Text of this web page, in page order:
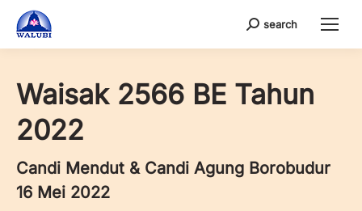
Search:
search
Waisak 2566 BE Tahun
2022
Candi Mendut & Candi Agung Borobudur
16 Mei 2022